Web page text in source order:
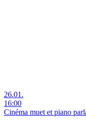
26.01.
16:00
Cinéma muet et piano